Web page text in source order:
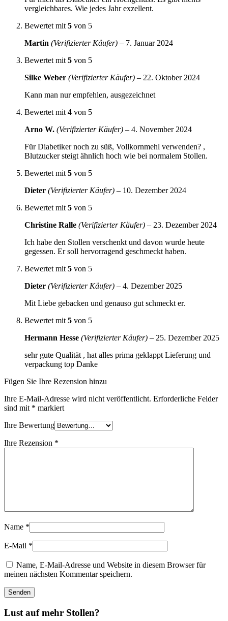
vergleichbares. Wie jedes Jahr exzellent.
Bewertet mit 5 von 5
Martin (Verifizierter Käufer) – 7. Januar 2024
Bewertet mit 5 von 5
Silke Weber (Verifizierter Käufer) – 22. Oktober 2024
Kann man nur empfehlen, ausgezeichnet
Bewertet mit 4 von 5
Arno W. (Verifizierter Käufer) – 4. November 2024
Für Diabetiker noch zu süß, Vollkornmehl verwenden? ,
Blutzucker steigt ähnlich hoch wie bei normalem Stollen.
Bewertet mit 5 von 5
Dieter (Verifizierter Käufer) – 10. Dezember 2024
Bewertet mit 5 von 5
Christine Ralle (Verifizierter Käufer) – 23. Dezember 2024
Ich habe den Stollen verschenkt und davon wurde heute
gegessen. Er soll hervorragend geschmeckt haben.
Bewertet mit 5 von 5
Dieter (Verifizierter Käufer) – 4. Dezember 2025
Mit Liebe gebacken und genauso gut schmeckt er.
Bewertet mit 5 von 5
Hermann Hesse (Verifizierter Käufer) – 25. Dezember 2025
sehr gute Qualität , hat alles prima geklappt Lieferung und
verpackung top Danke
Fügen Sie Ihre Rezension hinzu
Ihre E-Mail-Adresse wird nicht veröffentlicht. Erforderliche Felder
sind mit * markiert
Ihre Bewertung
Ihre Rezension *
Name *
E-Mail *
Name, E-Mail-Adresse und Website in diesem Browser für
meinen nächsten Kommentar speichern.
Lust auf mehr Stollen?